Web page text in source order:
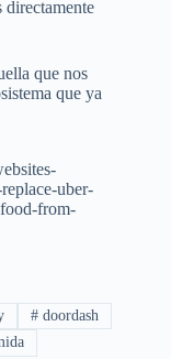
directamente
que nos
que ya
uber-
from-
# doordash